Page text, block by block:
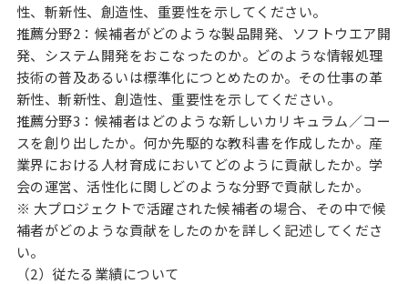
性、斬新性、創造性、重要性を示してください。
推薦分野2：候補者がどのような製品開発、ソフトウエア開
発、システム開発をおこなったのか。どのような情報処理
技術の普及あるいは標準化につとめたのか。その仕事の革
新性、斬新性、創造性、重要性を示してください。
推薦分野3：候補者はどのような新しいカリキュラム／コー
スを創り出したか。何か先駆的な教科書を作成したか。産
業界における人材育成においてどのように貢献したか。学
会の運営、活性化に関しどのような分野で貢献したか。
※ 大プロジェクトで活躍された候補者の場合、その中で候
補者がどのような貢献をしたのかを詳しく記述してくださ
い。
（2）従たる業績について